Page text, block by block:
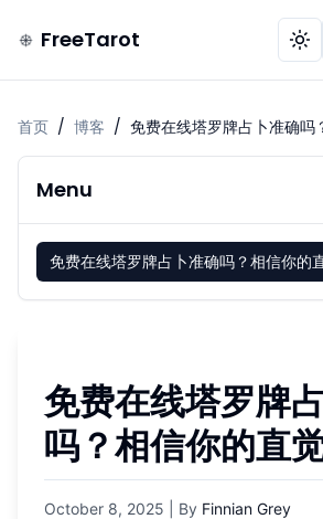
FreeTarot
首页 / 博客 / 免费在线塔罗牌占卜准确吗
Menu
免费在线塔罗牌占卜准确吗？相信你的
免费在线塔罗牌
吗？相信你的直
October 8, 2025 | By Finnian Grey